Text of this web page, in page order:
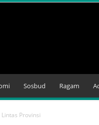
Sosbud Ragam
Provinsi